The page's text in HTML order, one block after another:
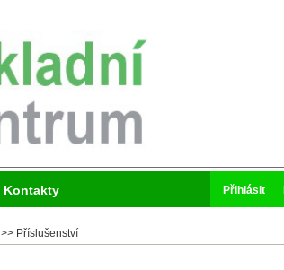
Přihlásit
>> Příslušenství
Kontakty